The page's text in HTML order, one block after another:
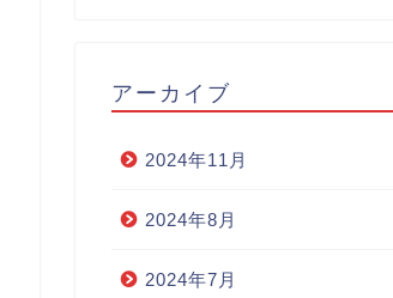
アーカイブ
2024年11月
2024年8月
2024年7月